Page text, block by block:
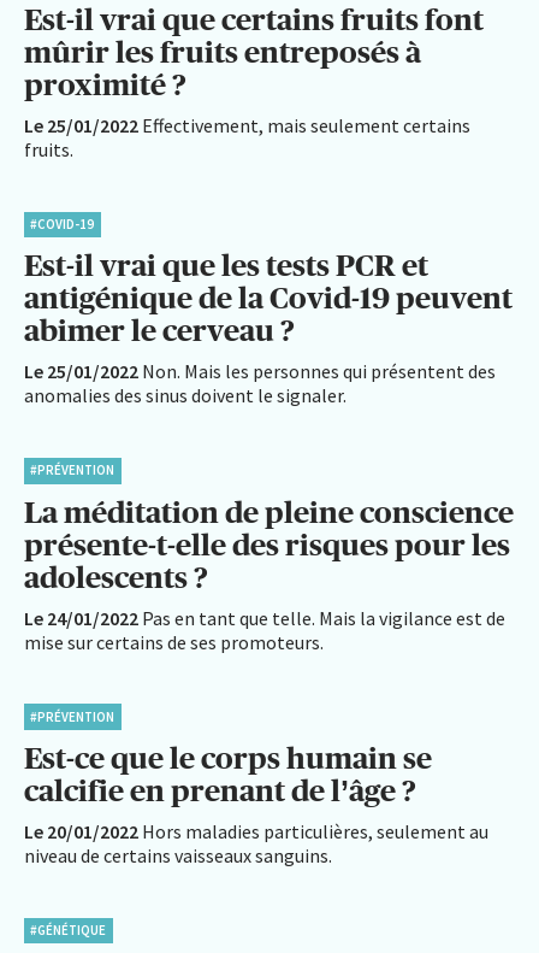
Est-il vrai que certains fruits font
mûrir les fruits entreposés à
proximité ?
Le 25/01/2022 Effectivement, mais seulement certains
fruits.
#COVID-19
Est-il vrai que les tests PCR et
antigénique de la Covid-19 peuvent
abimer le cerveau ?
Le 25/01/2022 Non. Mais les personnes qui présentent des
anomalies des sinus doivent le signaler.
#PRÉVENTION
La méditation de pleine conscience
présente-t-elle des risques pour les
adolescents ?
Le 24/01/2022 Pas en tant que telle. Mais la vigilance est de
mise sur certains de ses promoteurs.
#PRÉVENTION
Est-ce que le corps humain se
calcifie en prenant de l’âge ?
Le 20/01/2022 Hors maladies particulières, seulement au
niveau de certains vaisseaux sanguins.
#GÉNÉTIQUE